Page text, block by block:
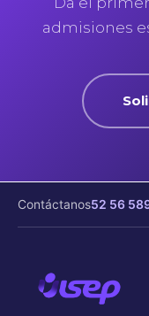
admisiones
Contáctanos52 56